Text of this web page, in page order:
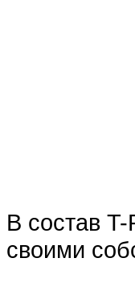
В состав
своими